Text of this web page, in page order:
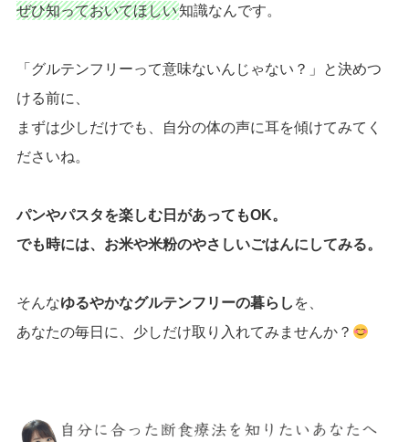
ぜひ知っておいてほしい知識なんです。
「グルテンフリーって意味ないんじゃない？」と決めつ
ける前に、
まずは少しだけでも、自分の体の声に耳を傾けてみてく
ださいね。
パンやパスタを楽しむ日があってもOK。
でも時には、お米や米粉のやさしいごはんにしてみる。
そんなゆるやかなグルテンフリーの暮らし を、
あなたの毎日に、少しだけ取り入れてみませんか？